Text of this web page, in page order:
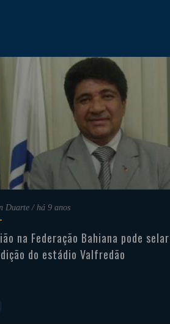
Duarte / há 9 anos
na Federação Bahiana pode selar
do estádio Valfredão